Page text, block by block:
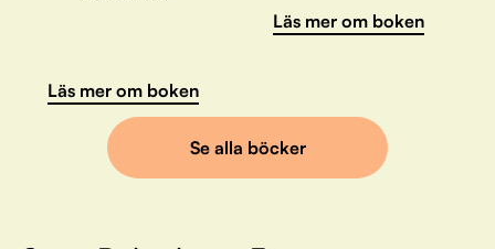
Läs mer om boken
Läs mer om boken
Se alla böcker